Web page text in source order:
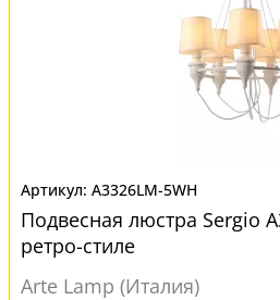
A3326LM-5WH
Подвесная люстра Sergio
ретро-стиле
Arte Lamp (Италия)